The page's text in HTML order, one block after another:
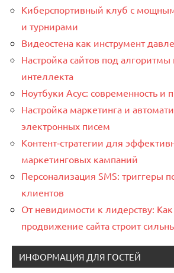
Киберспортивный клуб с
и турнирами
Видеостена как инструмент
Настройка сайтов под алгоритмы
интеллекта
Ноутбуки Асус: современность и
Настройка маркетинга и
электронных писем
Контент‑стратегии для
маркетинговых кампаний
Персонализация SMS: триггеры
клиентов
От невидимости к лидерству: Как
продвижение сайта строит
ИНФОРМАЦИЯ ДЛЯ ГОСТЕЙ